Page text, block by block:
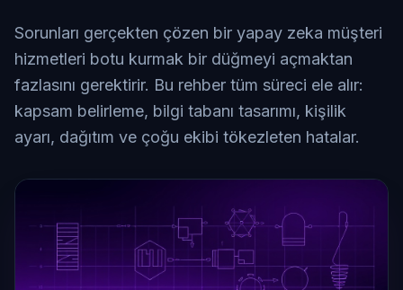
Sorunları gerçekten çözen bir yapay zeka müşteri
hizmetleri botu kurmak bir düğmeyi açmaktan
fazlasını gerektirir. Bu rehber tüm süreci ele alır:
kapsam belirleme, bilgi tabanı tasarımı, kişilik
ayarı, dağıtım ve çoğu ekibi tökezleten hatalar.